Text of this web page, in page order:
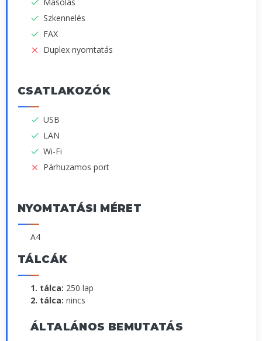
Szkennelés
FAX
Duplex nyomtatás
CSATLAKOZÓK
USB
LAN
Wi-Fi
Párhuzamos port
NYOMTATÁSI MÉRET
A4
TÁLCÁK
1. tálca: 250 lap
2. tálca: nincs
ÁLTALÁNOS BEMUTATÁS